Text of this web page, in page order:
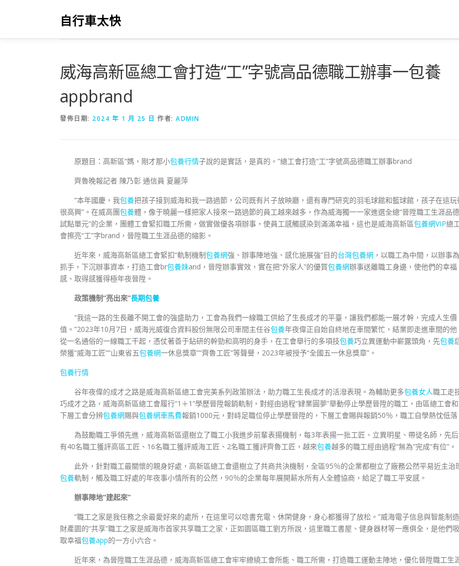
要
自行車太快
威海高新區總工會打造“工”字號高品德職工辦事一包養
appbrand
發佈日期: 2024 年 1 月 25 日 作者: ADMIN
原題目：高新區“媽，剛才那小包養行情子說的是實話，是真的。”總工會打造“工”字號高品德職工辦事brand
齊魯晚報記者 陳乃彰 通信員 夏麗萍
“本年國慶，我包養把孩子接到威海和我一路過節，公司既有片子放映廳，還有專門研究的羽毛球館和籃球館，孩子在這玩
很高興”。在威高團包養體，像于曉麗一樣把家人接來一路過節的員工越來越多，作為威海獨一一家進選全總“晉陞職工生涯品德
試點單元”的企業，團體工會緊扣職工所需，做實做優各項辦事，使員工感觸感染到滿滿幸福，這也是威海高新區包養網VIP總
會擦亮“工”字brand，晉陞職工生涯品德的縮影。
近年來，威海高新區總工會緊扣“軌制機制包養網強、辦事陣地強、感化施展強”目的台灣包養網 ，以職工為中間，以辦事為
抓手，下沉辦事資本，打造工會br包養妹and，晉陞辦事實效，實在把“外家人”的優質包養網辦事送離職工身邊，使他們的幸福
感、取得感獲得極年夜晉陞。
政策機制“亮出來”長期包養
“我這一路的生長離不開工會的強盛助力，工會為我們一線職工供給了生長成才的平臺，讓我們都能一展才幹，完成人生價
值。”2023年10月7日，威海光威復合資料股份無限公司車間主任谷包養年夜偉正自始自終地在車間繁忙，結業即走進車間的他
從一名通俗的一線職工干起，憑仗著善于鉆研的幹勁和高明的身手，在工會舉行的多項技包養巧立異運動中嶄露頭角，先包養
榮獲“威海工匠”“山東省五包養網一休息獎章”“齊魯工匠”等聲譽，2023年被授予“全國五一休息獎章”。
包養行情
谷年夜偉的成才之路是威海高新區總工會完美系列政策辦法，助力職工生長成才的活潑表現。為輔助更多包養女人職工走
巧成才之路，威海高新區總工會履行“1＋1”學歷晉陞報銷軌制，對經由過程“肄業圓夢”舉動停止學歷晉陞的職工，由區總工會和
下層工會分辨包養網賜與包養網車馬費報銷1000元，對峙足職位停止學歷晉陞的，下層工會賜與報銷50％，職工自學熱忱低落
為鼓勵職工爭領先進，威海高新區還樹立了職工小我進步前輩表揚機制，每3年表揚一批工匠、立異明星、帶徒名師，先后
有40名職工獲評高區工匠、16名職工獲評威海工匠、2名職工獲評齊魯工匠，越來包養越多的職工經由過程“無為”完成“有位”。
此外，針對職工最關懷的親身好處，高新區總工會還樹立了共商共決機制，全區95％的企業都樹立了廠務公然平易近主治
包養軌制，觸及職工好處的年夜事小情所有的公然，90％的企業每年展開薪水所有人全體協商，給足了職工平安感。
辦事陣地“建起來”
“職工之家是我任務之余最愛好來的處所，在這里可以唸書充電、休閑健身，身心都獲得了放松。”威海電子信息與智能制造
財產園的“共享”職工之家是威海市首家共享職工之家，正如園區職工劉方所說，這里職工書屋、健身器材等一應俱全，是他們吸
取幸福包養app的一方小六合。
近年來，為晉陞職工生涯品德，威海高新區總工會牢牢繚繞工會所能、職工所需，打造職工運動主陣地，優化晉陞職工生